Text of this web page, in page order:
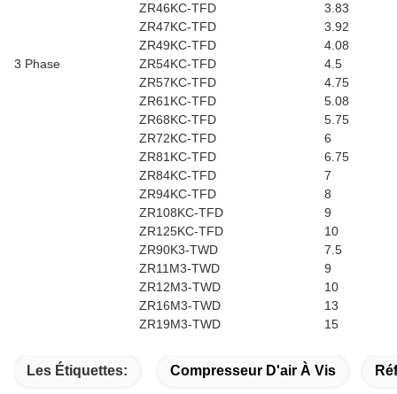
3 Phase
ZR46KC-TFD
3.83
ZR47KC-TFD
3.92
ZR49KC-TFD
4.08
ZR54KC-TFD
4.5
ZR57KC-TFD
4.75
ZR61KC-TFD
5.08
ZR68KC-TFD
5.75
ZR72KC-TFD
6
ZR81KC-TFD
6.75
ZR84KC-TFD
7
ZR94KC-TFD
8
ZR108KC-TFD
9
ZR125KC-TFD
10
ZR90K3-TWD
7.5
ZR11M3-TWD
9
ZR12M3-TWD
10
ZR16M3-TWD
13
ZR19M3-TWD
15
Les Étiquettes: Compresseur D'air À Vis